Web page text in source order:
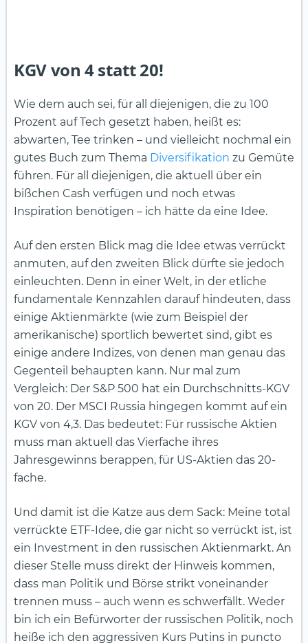
KGV von 4 statt 20!
Wie dem auch sei, für all diejenigen, die zu 100
Prozent auf Tech gesetzt haben, heißt es:
abwarten, Tee trinken – und vielleicht nochmal ein
gutes Buch zum Thema Diversifikation zu Gemüte
führen. Für all diejenigen, die aktuell über ein
bißchen Cash verfügen und noch etwas
Inspiration benötigen – ich hätte da eine Idee.
Auf den ersten Blick mag die Idee etwas verrückt
anmuten, auf den zweiten Blick dürfte sie jedoch
einleuchten. Denn in einer Welt, in der etliche
fundamentale Kennzahlen darauf hindeuten, dass
einige Aktienmärkte (wie zum Beispiel der
amerikanische) sportlich bewertet sind, gibt es
einige andere Indizes, von denen man genau das
Gegenteil behaupten kann. Nur mal zum
Vergleich: Der S&P 500 hat ein Durchschnitts-KGV
von 20. Der MSCI Russia hingegen kommt auf ein
KGV von 4,3. Das bedeutet: Für russische Aktien
muss man aktuell das Vierfache ihres
Jahresgewinns berappen, für US-Aktien das 20-
fache.
Und damit ist die Katze aus dem Sack: Meine total
verrückte ETF-Idee, die gar nicht so verrückt ist, ist
ein Investment in den russischen Aktienmarkt. An
dieser Stelle muss direkt der Hinweis kommen,
dass man Politik und Börse strikt voneinander
trennen muss – auch wenn es schwerfällt. Weder
bin ich ein Befürworter der russischen Politik, noch
heiße ich den aggressiven Kurs Putins in puncto